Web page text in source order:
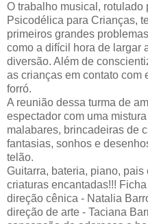
O trabalho musical, rotulado
Psicodélica para Crianças,
primeiros grandes
como a difícil hora de largar
diversão. Além de
as crianças em contato com
forró.
A reunião dessa turma de
espectador com uma
malabares, brincadeiras de
fantasias, sonhos e
telão.
Guitarra, bateria, piano,
criaturas encantadas!!!
direção cênica - Natalia
direção de arte - Taciana